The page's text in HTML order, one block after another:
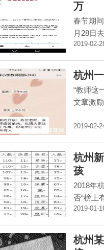
万
春节期
月28日
2019-02-
杭州
“教师这
文章激
2019-02-
杭州
孩
2018年
否“榜上
2019-01-
杭州